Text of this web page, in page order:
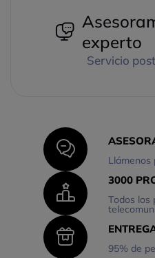
experto
Servicio
Llámenos
3000
Todos los
95% de